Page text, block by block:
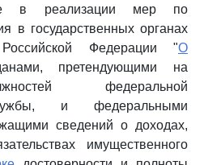
в реализации мер по
в государственных органах
Федерации "О
претендующими на
федеральной
и федеральными
сведений о доходах,
имущественного